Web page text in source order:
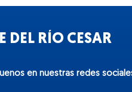
DEL RÍO CESAR
en nuestras redes